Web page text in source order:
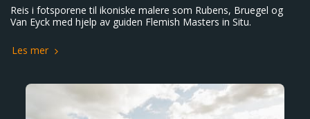
Reis i fotsporene til ikoniske malere som Rubens, Bruegel og
Van Eyck med hjelp av guiden Flemish Masters in Situ.
Les mer